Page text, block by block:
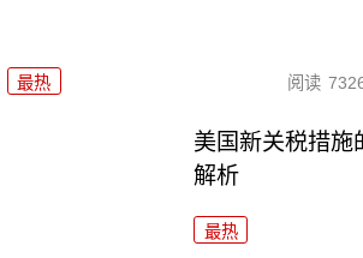
最热 阅读
美国新关税措施
解析
最热